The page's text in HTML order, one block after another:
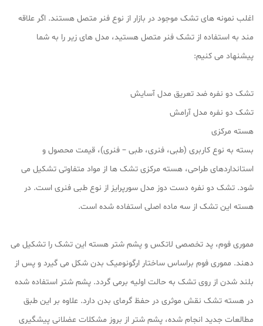
اغلب نمونه های تشک موجود در بازار از نوع فنر متصل هستند. اگر علاقه
مند به استفاده از تشک فنر متصل هستید، مدل های زیر را به شما
پیشنهاد می کنیم:
تشک دو نفره ضد تعریق مدل آسایش
تشک دو نفره مدل آرامش
هسته مرکزی
بسته به نوع کاربری (طبی، فنری، طبی – فنری)، قیمت محصول و
استانداردهای طراحی، هسته مرکزی تشک ها از مواد متفاوتی تشکیل می
شود. تشک دو نفره دست دوز مدل سورپرایز از نوع طبی فنری است. در
هسته این تشک از سه ماده اصلی استفاده شده است.
مموری فوم، پد تخصصی لاتکس و پشم شتر هسته این تشک را تشکیل می
دهند. مموری فوم براساس ساختار ارگونومیک بدن شکل می گیرد و پس از
بلند شدن از روی تشک به حالت اولیه برمی گردد. پشم شتر استفاده شده
در هسته تشک نقش موثری در حفظ گرمای بدن دارد. علاوه بر این طبق
مطالعات جدید انجام شده، پشم شتر از بروز مشکلات عضلانی پیشگیری